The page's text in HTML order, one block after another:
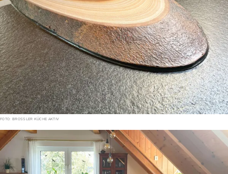
FOTO: BROSSLER KÜCHE AKTIV